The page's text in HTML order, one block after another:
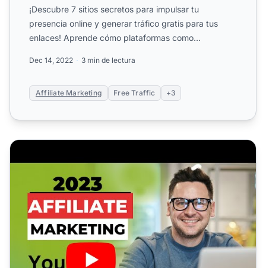
¡Descubre 7 sitios secretos para impulsar tu
presencia online y generar tráfico gratis para tus
enlaces! Aprende cómo plataformas como
Dec 14, 2022 3 min de lectura
Affiliate Marketing Free Traffic +3
Marketing de Afiliados en YouTube para Principiantes